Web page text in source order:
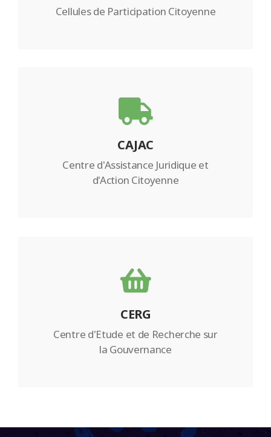
Cellules de Participation Citoyenne
CAJAC
Centre d'Assistance Juridique et
d'Action Citoyenne
CERG
Centre d'Etude et de Recherche sur
la Gouvernance